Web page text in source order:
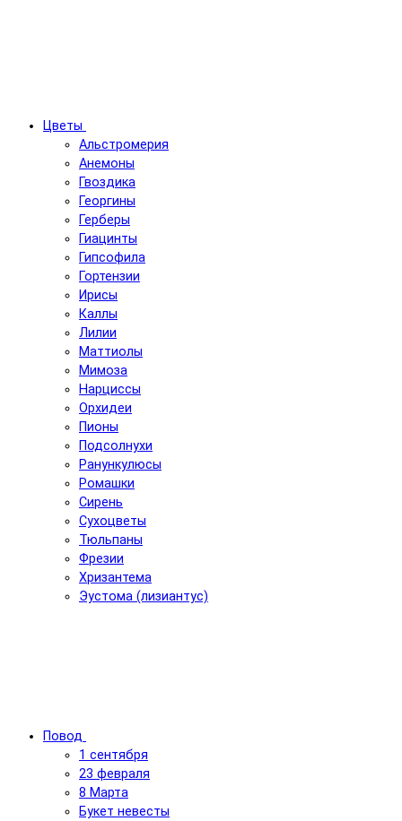
Цветы
Альстромерия
Анемоны
Гвоздика
Георгины
Герберы
Гиацинты
Гипсофила
Гортензии
Ирисы
Каллы
Лилии
Маттиолы
Мимоза
Нарциссы
Орхидеи
Пионы
Подсолнухи
Ранункулюсы
Ромашки
Сирень
Сухоцветы
Тюльпаны
Фрезии
Хризантема
Эустома (лизиантус)
Повод
1 сентября
23 февраля
8 Марта
Букет невесты